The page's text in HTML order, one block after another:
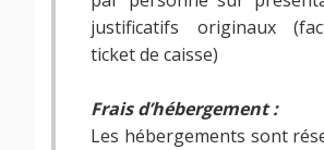
justificatifs originaux
ticket de caisse)
Frais d’hébergement :
Les hébergements sont